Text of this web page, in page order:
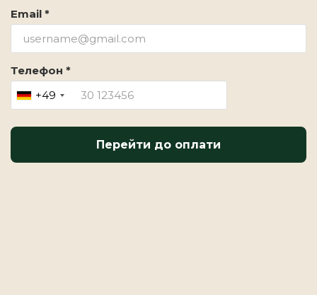
Email *
Телефон *
+49
Перейти до оплати